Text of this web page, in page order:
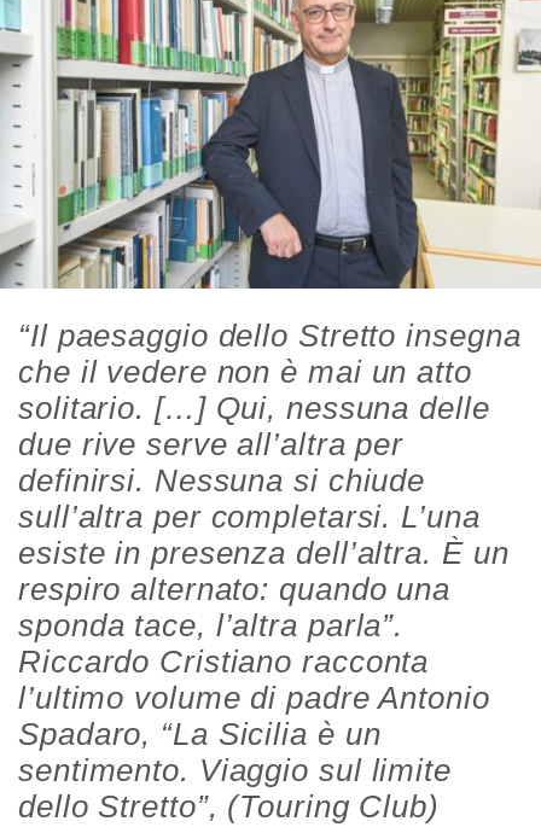
“Il paesaggio dello Stretto insegna
che il vedere non è mai un atto
solitario. […] Qui, nessuna delle
due rive serve all’altra per
definirsi. Nessuna si chiude
sull’altra per completarsi. L’una
esiste in presenza dell’altra. È un
respiro alternato: quando una
sponda tace, l’altra parla”.
Riccardo Cristiano racconta
l’ultimo volume di padre Antonio
Spadaro, “La Sicilia è un
sentimento. Viaggio sul limite
dello Stretto”, (Touring Club)